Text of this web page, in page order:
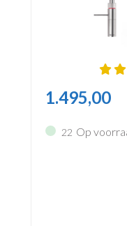
1.495,00
22 Op